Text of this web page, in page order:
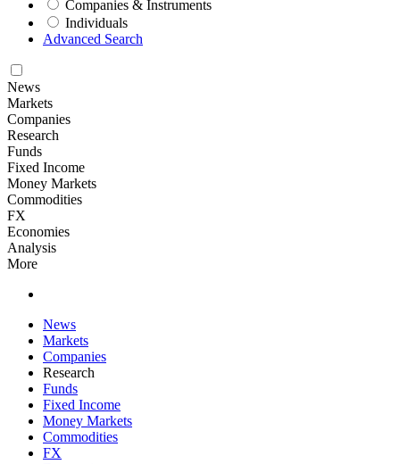
Companies & Instruments
Individuals
Advanced Search
News
Markets
Companies
Research
Funds
Fixed Income
Money Markets
Commodities
FX
Economies
Analysis
More
News
Markets
Companies
Research
Funds
Fixed Income
Money Markets
Commodities
FX